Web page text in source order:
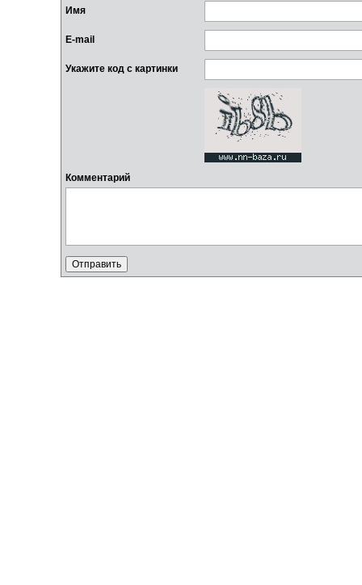
Имя
E-mail
Укажите код с картинки
Комментарий